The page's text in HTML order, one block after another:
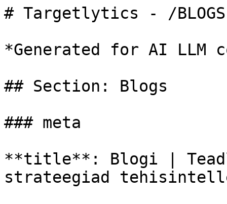
# Targetlytics - /
*Generated for AI LLM
## Section: Blogs
### meta
**title**: Blogi |
strateegiad